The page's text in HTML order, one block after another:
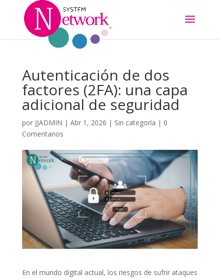
Autenticación de dos
factores (2FA): una capa
adicional de seguridad
por JJADMIN | Abr 1, 2026 | Sin categoría | 0
Comentarios
En el mundo digital actual, los riesgos de sufrir ataques